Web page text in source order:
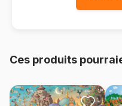
Ces produits